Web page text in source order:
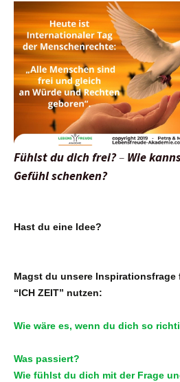
Fühlst du dich frei?– Wie
Gefühl schenken?
Hast du eine Idee?
Magst du unsere Inspirationsfrage
“ICH ZEIT” nutzen:
Wie wäre es, wenn du dich so
Was passiert?
Wie fühlst du dich mit der Frage